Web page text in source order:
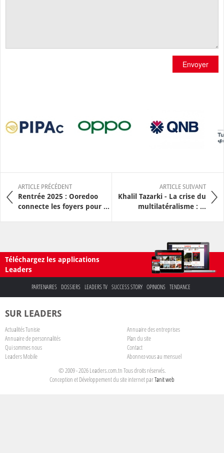
Envoyer
ARTICLE PRÉCÉDENT
Rentrée 2025 : Ooredoo
connecte les foyers pour ...
ARTICLE SUIVANT
Khalil Tazarki - La crise du
multilatéralisme : ...
Téléchargez les applications
Leaders
PARTENAIRES DOSSIERS LEADERS TV SUCCESS STORY OPINIONS TENDANCE
SUR LEADERS
Actualités Tunisie
Annuaire des entreprises
Annuaire de personnalités
Plan du site
Qui sommes nous
Contact
Leaders Mobile
Abonnez-vous au mensuel
© 2009 - 2026 Leaders.com.tn Tous droits réservés.
Conception et Développement du site internet parTanit web